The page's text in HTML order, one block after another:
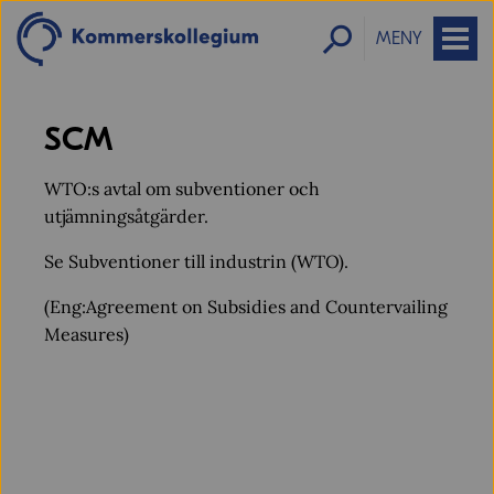
MENY
SCM
WTO:s avtal om subventioner och
utjämningsåtgärder.
Se Subventioner till industrin (WTO).
(Eng:Agreement on Subsidies and Countervailing
Measures)